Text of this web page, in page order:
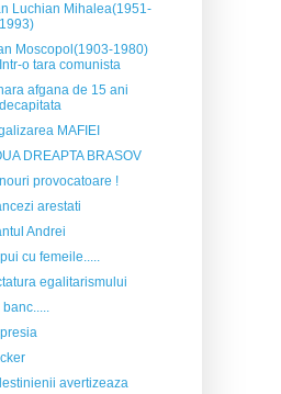
Luchian Mihalea(1951-
1993)
Moscopol(1903-1980)
Intr-o tara comunista
afgana de 15 ani
decapitata
MAFIEI
DREAPTA BRASOV
provocatoare !
arestati
Andrei
cu femeile.....
egalitarismului
banc.....
avertizeaza